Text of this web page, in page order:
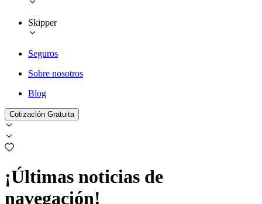
Skipper
Seguros
Sobre nosotros
Blog
Cotización Gratuita
¡Últimas noticias de
navegación!